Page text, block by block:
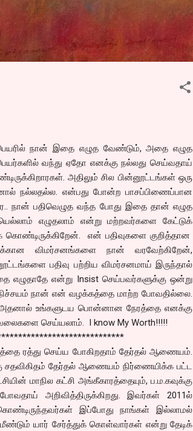
to main content
நான் இதை எழுத வேண்டும், அதை எழுத
வந்து ஏதோ எனக்கு நல்லது செய்வதாய்
அதிலும் சில பின்னூட்டங்கள் ஒரு
நல்லதல்ல. என்பது போன்ற பாசப்பிணைப்பான
பதிவெழுத வந்த போது இதை தான் எழுத
எழுதலாம் என்று மற்றவர்களை கேட்டுக்
என் பதிவுகளை குறித்தான
விமர்சனங்களை நான் வரவேற்கிறேன்,
பதிவு பற்றிய விமர்சனமாய் இருந்தால்
எழுதாதே என்று Insist செய்பவர்களுக்கு ஒன்று
நான் என் வழக்கத்தை மாற்ற போவதில்லை.
அதனால் உங்களுடய பொன்னான நேரத்தை எனக்கு
செய்யலாம். I know My Worth!!!!!
ரத்து செய்ய போகிறதாம் தேர்தல் ஆணையம்.
சதவிகிதம் தேர்தல் ஆணையம் நிர்ணையிக்க பட்ட
மாநில கட்சி அங்கீகாரத்தையும், ப.ம.கவுக்கு
அறிவித்திருக்கிறது. இவர்கள் 2011ல்
இப்போது நாங்கள் இல்லாமல்
மீண்டும் யார் சேர்த்துக் கொள்வார்கள் என்று தேடிக்